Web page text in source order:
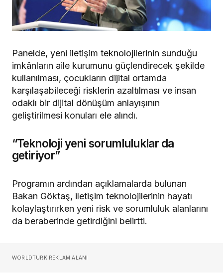
Panelde, yeni iletişim teknolojilerinin sunduğu
imkânların aile kurumunu güçlendirecek şekilde
kullanılması, çocukların dijital ortamda
karşılaşabileceği risklerin azaltılması ve insan
odaklı bir dijital dönüşüm anlayışının
geliştirilmesi konuları ele alındı.
“Teknoloji yeni sorumluluklar da
getiriyor”
Programın ardından açıklamalarda bulunan
Bakan Göktaş, iletişim teknolojilerinin hayatı
kolaylaştırırken yeni risk ve sorumluluk alanlarını
da beraberinde getirdiğini belirtti.
WORLDTURK REKLAM ALANI